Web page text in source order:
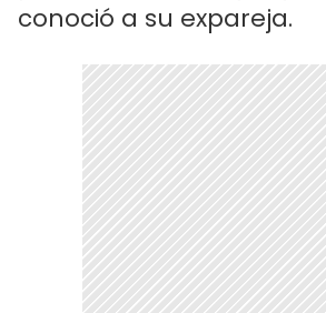
conoció a su expareja.